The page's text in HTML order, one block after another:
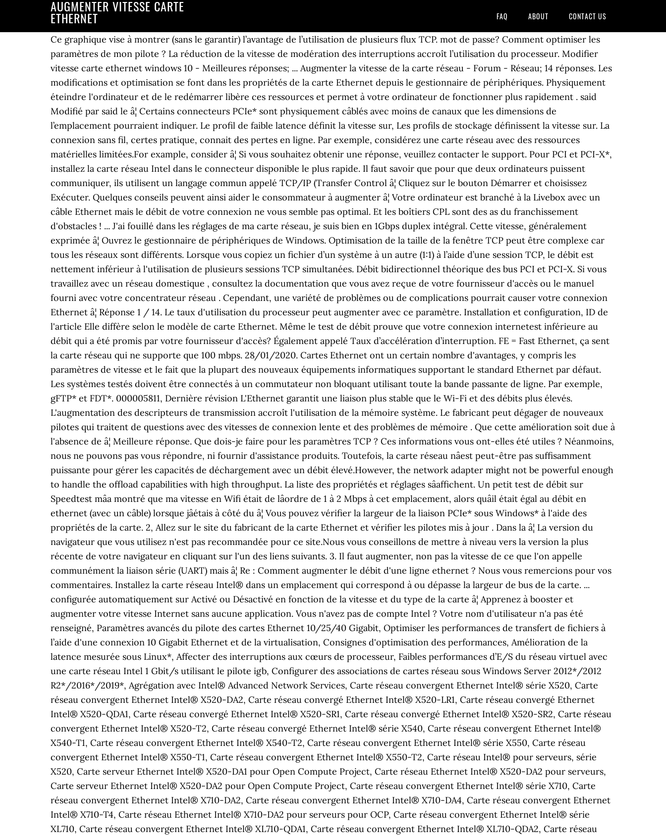
AUGMENTER VITESSE CARTE
ETHERNET FAQ ABOUT CONTACT US
Ce graphique vise à montrer (sans le garantir) l’avantage de l’utilisation de plusieurs flux TCP. mot de passe? Comment optimiser les paramètres de mon pilote ? La réduction de la vitesse de modération des interruptions accroît l’utilisation du processeur. Modifier vitesse carte ethernet windows 10 - Meilleures réponses; ... Augmenter la vitesse de la carte réseau - Forum - Réseau; 14 réponses. Les modifications et optimisation se font dans les propriétés de la carte Ethernet depuis le gestionnaire de périphériques. Physiquement éteindre l'ordinateur et de le redémarrer libère ces ressources et permet à votre ordinateur de fonctionner plus rapidement . said Modifié par said le â¦ Certains connecteurs PCIe* sont physiquement câblés avec moins de canaux que les dimensions de l’emplacement pourraient indiquer. Le profil de faible latence définit la vitesse sur, Les profils de stockage définissent la vitesse sur. La connexion sans fil, certes pratique, connait des pertes en ligne. Par exemple, considérez une carte réseau avec des ressources matérielles limitées.For example, consider â¦ Si vous souhaitez obtenir une réponse, veuillez contacter le support. Pour PCI et PCI-X*, installez la carte réseau Intel dans le connecteur disponible le plus rapide. Il faut savoir que pour que deux ordinateurs puissent communiquer, ils utilisent un langage commun appelé TCP/IP (Transfer Control â¦ Cliquez sur le bouton Démarrer et choisissez Exécuter. Quelques conseils peuvent ainsi aider le consommateur à augmenter â¦ Votre ordinateur est branché à la Livebox avec un câble Ethernet mais le débit de votre connexion ne vous semble pas optimal. Et les boîtiers CPL sont des as du franchissement d'obstacles ! ... J'ai fouillé dans les réglages de ma carte réseau, je suis bien en 1Gbps duplex intégral. Cette vitesse, généralement exprimée â¦ Ouvrez le gestionnaire de périphériques de Windows. Optimisation de la taille de la fenêtre TCP peut être complexe car tous les réseaux sont différents. Lorsque vous copiez un fichier d’un système à un autre (1:1) à l’aide d’une session TCP, le débit est nettement inférieur à l'utilisation de plusieurs sessions TCP simultanées. Débit bidirectionnel théorique des bus PCI et PCI-X. Si vous travaillez avec un réseau domestique , consultez la documentation que vous avez reçue de votre fournisseur d'accès ou le manuel fourni avec votre concentrateur réseau . Cependant, une variété de problèmes ou de complications pourrait causer votre connexion Ethernet â¦ Réponse 1 / 14. Le taux d'utilisation du processeur peut augmenter avec ce paramètre. Installation et configuration, ID de l'article Elle diffère selon le modèle de carte Ethernet. Même le test de débit prouve que votre connexion internetest inférieure au débit qui a été promis par votre fournisseur d'accès? Également appelé Taux d’accélération d’interruption. FE = Fast Ethernet, ça sent la carte réseau qui ne supporte que 100 mbps. 28/01/2020. Cartes Ethernet ont un certain nombre d'avantages, y compris les paramètres de vitesse et le fait que la plupart des nouveaux équipements informatiques supportant le standard Ethernet par défaut. Les systèmes testés doivent être connectés à un commutateur non bloquant utilisant toute la bande passante de ligne. Par exemple, gFTP* et FDT*. 000005811, Dernière révision L'Ethernet garantit une liaison plus stable que le Wi-Fi et des débits plus élevés. L'augmentation des descripteurs de transmission accroît l'utilisation de la mémoire système. Le fabricant peut dégager de nouveaux pilotes qui traitent de questions avec des vitesses de connexion lente et des problèmes de mémoire . Que cette amélioration soit due à l'absence de â¦ Meilleure réponse. Que dois-je faire pour les paramètres TCP ? Ces informations vous ont-elles été utiles ? Néanmoins, nous ne pouvons pas vous répondre, ni fournir d'assistance produits. Toutefois, la carte réseau nâest peut-être pas suffisamment puissante pour gérer les capacités de déchargement avec un débit élevé.However, the network adapter might not be powerful enough to handle the offload capabilities with high throughput. La liste des propriétés et réglages sâaffichent. Un petit test de débit sur Speedtest mâa montré que ma vitesse en Wifi était de lâordre de 1 à 2 Mbps à cet emplacement, alors quâil était égal au débit en ethernet (avec un câble) lorsque jâétais à côté du â¦ Vous pouvez vérifier la largeur de la liaison PCIe* sous Windows* à l'aide des propriétés de la carte. 2, Allez sur le site du fabricant de la carte Ethernet et vérifier les pilotes mis à jour . Dans la â¦ La version du navigateur que vous utilisez n'est pas recommandée pour ce site.Nous vous conseillons de mettre à niveau vers la version la plus récente de votre navigateur en cliquant sur l'un des liens suivants. 3. Il faut augmenter, non pas la vitesse de ce que l'on appelle communément la liaison série (UART) mais â¦ Re : Comment augmenter le débit d'une ligne ethernet ? Nous vous remercions pour vos commentaires. Installez la carte réseau Intel® dans un emplacement qui correspond à ou dépasse la largeur de bus de la carte. ... configurée automatiquement sur Activé ou Désactivé en fonction de la vitesse et du type de la carte â¦ Apprenez à booster et augmenter votre vitesse Internet sans aucune application. Vous n'avez pas de compte Intel ? Votre nom d'utilisateur n'a pas été renseigné, Paramètres avancés du pilote des cartes Ethernet 10/25/40 Gigabit, Optimiser les performances de transfert de fichiers à l’aide d'une connexion 10 Gigabit Ethernet et de la virtualisation, Consignes d'optimisation des performances, Amélioration de la latence mesurée sous Linux*, Affecter des interruptions aux cœurs de processeur, Faibles performances d’E/S du réseau virtuel avec une carte réseau Intel 1 Gbit/s utilisant le pilote igb, Configurer des associations de cartes réseau sous Windows Server 2012*/2012 R2*/2016*/2019*, Agrégation avec Intel® Advanced Network Services, Carte réseau convergent Ethernet Intel® série X520, Carte réseau convergent Ethernet Intel® X520-DA2, Carte réseau convergé Ethernet Intel® X520-LR1, Carte réseau convergé Ethernet Intel® X520-QDA1, Carte réseau convergé Ethernet Intel® X520-SR1, Carte réseau convergé Ethernet Intel® X520-SR2, Carte réseau convergent Ethernet Intel® X520-T2, Carte réseau convergé Ethernet Intel® série X540, Carte réseau convergent Ethernet Intel® X540-T1, Carte réseau convergent Ethernet Intel® X540-T2, Carte réseau convergent Ethernet Intel® série X550, Carte réseau convergent Ethernet Intel® X550-T1, Carte réseau convergent Ethernet Intel® X550-T2, Carte réseau Intel® pour serveurs, série X520, Carte serveur Ethernet Intel® X520-DA1 pour Open Compute Project, Carte réseau Ethernet Intel® X520-DA2 pour serveurs, Carte serveur Ethernet Intel® X520-DA2 pour Open Compute Project, Carte réseau convergent Ethernet Intel® série X710, Carte réseau convergent Ethernet Intel® X710-DA2, Carte réseau convergent Ethernet Intel® X710-DA4, Carte réseau convergent Ethernet Intel® X710-T4, Carte réseau Ethernet Intel® X710-DA2 pour serveurs pour OCP, Carte réseau convergent Ethernet Intel® série XL710, Carte réseau convergent Ethernet Intel® XL710-QDA1, Carte réseau convergent Ethernet Intel® XL710-QDA2, Carte réseau Ethernet Intel® X710-DA2 pour OCP 3.0, Carte réseau Ethernet Intel® X710-DA4 pour OCP 3.0, Carte réseau Ethernet Intel® X710-T2L pour OCP 3.0, Carte réseau Ethernet Intel® X710-T4L pour OCP 3.0, Carte réseau Ethernet Intel® série XXV710, Carte réseau Ethernet Intel® XXV710-DA1 pour OCP, Carte réseau Ethernet Intel® XXV710-DA2 pour OCP, Cartes réseau série 800 (jusqu'à 100 GbE), Carte réseau Ethernet Intel® I350-T4 pour OCP 3.0, Carte réseau Ethernet Intel® I210 pour serveurs, Carte réseau Ethernet Intel® I340 pour serveurs, Carte réseau Intel® I340-F4 pour serveurs, Carte réseau Ethernet Intel® I340-T4 pour serveurs, Carte réseau Ethernet Intel® I350 pour serveurs, Cartes réseau Intel® Gigabit CT pour PC de bureau, Carte réseau Intel® Gigabit EF pour serveurs, Carte réseau 2 ports Intel® Gigabit EF Server, Carte réseau Intel® Gigabit ET pour serveurs, Carte réseau 2 ports Intel® Gigabit ET Server, Carte réseau 4 ports Intel® Gigabit ET pour serveurs, Carte réseau 4 ports Intel® Gigabit ET2 pour serveurs, Carte réseau 4 ports Intel® Gigabit série VT pour serveurs, Contrôleurs Ethernet Gigabit (jusqu'à 2,5 GbE), Contrôleur Gigabit Ethernet PHY Intel® 82579LM, Contrôleur Gigabit Ethernet PHY Intel® 82579V, Carte réseau Intel® 10 Gigabit AF pour serveurs, Carte réseau 2 ports Intel® 10 Gigabit AF DA pour serveurs, Carte réseau Intel® 10 Gigabit AT pour serveurs, Carte réseau Intel® 10 Gigabit AT2 pour serveurs, Carte réseau Intel® 10 Gigabit CX4 pour serveurs, Carte réseau 2 ports Intel® 10 Gigabit CX4 pour serveurs, Carte réseau Intel® 10 Gigabit XF pour serveurs, Carte réseau Intel® 10 Gigabit XF LR pour serveurs, Carte réseau 2 ports Intel® 10 Gigabit XF SR pour serveurs, Carte réseau Intel® 10 Gigabit XF SR pour serveurs, Cartes réseau Intel® PRO/100 série S pour PC de bureau, Cartes réseau Intel® PRO/100 série S Management, Cartes réseau Intel® PRO/1000 GT pour serveurs, Carte réseau 4 ports Intel® PRO/1000 GT pour serveurs, Cartes réseau Intel® PRO/1000 pour serveurs, Cartes réseau Intel® PRO/1000 MF pour serveurs, Cartes réseau Intel® PRO/1000 PF pour serveurs, Carte réseau 2 ports Intel® PRO/1000 PF pour serveurs, Carte réseau 4 ports Intel® PRO/1000 PF pour serveurs, Carte réseau Intel® PRO/1000 PF pour serveurs, Cartes réseau Intel® PRO/1000 série PT pour PC de bureau, Cartes réseau Intel® PRO/1000 PT pour serveurs, Carte réseau 2 ports Intel® PRO/1000 PT pour serveurs, Carte réseau 4 ports Intel® PRO/1000 PT Server, Carte réseau Intel® PRO/1000 PT pour serve